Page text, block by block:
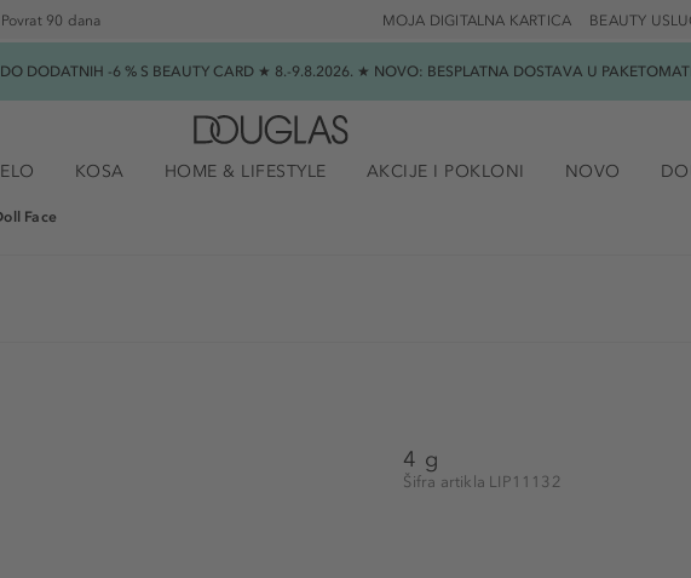
Povrat 90 dana BEAUTY
MOJA DIGITALNA KARTICA
DODATNIH -6 % S BEAUTY CARD ★ 8.-9.8.2026. ★ NOVO: BESPLATNA DOSTAVA U
KOSA HOME & LIFESTYLE AKCIJE I POKLONI NOVO
Face
4 g
Šifra artikla LIP11132